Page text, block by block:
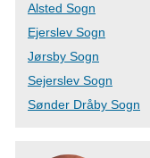
Alsted Sogn
Ejerslev Sogn
Jørsby Sogn
Sejerslev Sogn
Sønder Dråby Sogn